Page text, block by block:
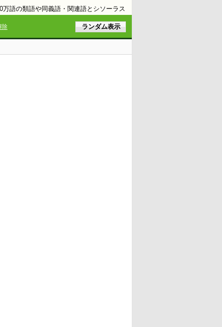
万語の類語や同義語・関連語とシソーラス
除